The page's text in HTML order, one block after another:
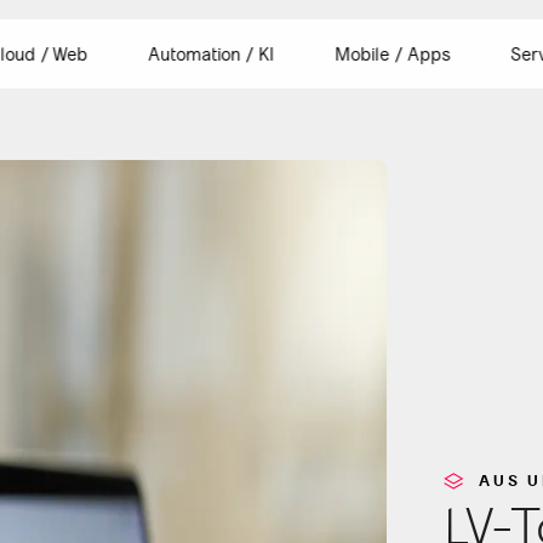
/ Web Automation / KI Mobile / Apps
AUS
LV-